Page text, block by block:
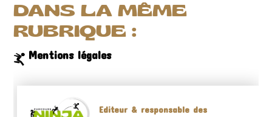
DANS LA MÊME
RUBRIQUE :
Mentions légales
Editeur & responsable des